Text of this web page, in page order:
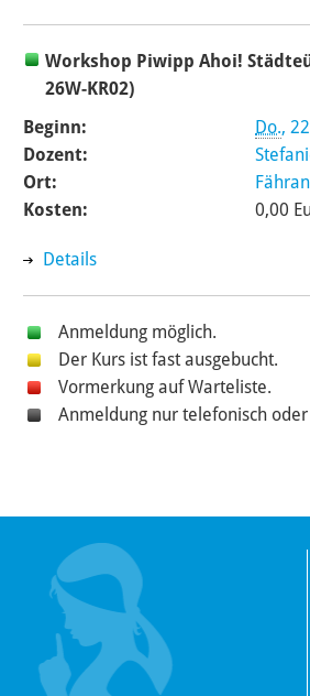
Workshop Piwipp Ahoi!
26W-KR02)
Beginn:
Do.,
Dozent:
Ort:
Kosten:
0,00
Details
Anmeldung möglich.
Der Kurs ist fast ausgebucht.
Vormerkung auf Warteliste.
Anmeldung nur telefonisch